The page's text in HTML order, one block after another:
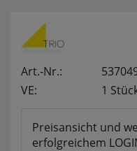
Art.-Nr.:
VE:
1
Preisansicht und
erfolgreichem
Diese Cookies
der Besucher, die in